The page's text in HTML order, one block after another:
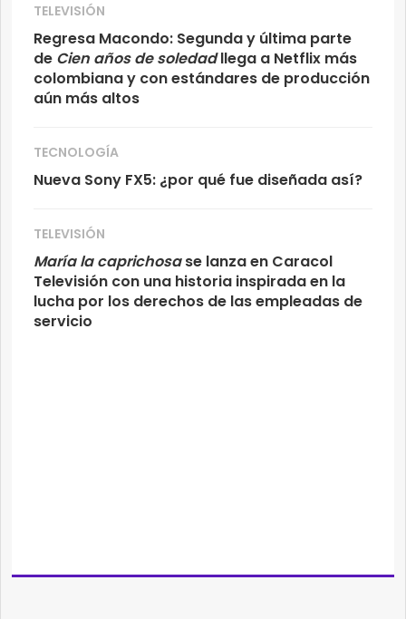
TELEVISIÓN
Regresa Macondo: Segunda y última parte
de Cien años de soledadllega a Netflix más
colombiana y con estándares de producción
aún más altos
TECNOLOGÍA
Nueva Sony FX5: ¿por qué fue diseñada así?
TELEVISIÓN
María la caprichosase lanza en Caracol
Televisión con una historia inspirada en la
lucha por los derechos de las empleadas de
servicio